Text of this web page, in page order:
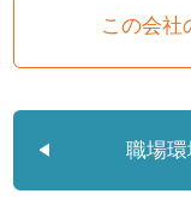
この会社
職場